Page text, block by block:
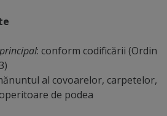
: conform codificării (Ordin
al covoarelor, carpetelor,
de podea